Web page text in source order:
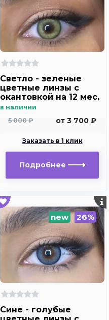
Светло - зеленые
цветные линзы c
окантовкой на 12 мес.
Marquise Dominico
в наличии
5 000 ₽
от 3 700 ₽
Заказать в 1 клик
Подробнее
new 26%
Сине - голубые